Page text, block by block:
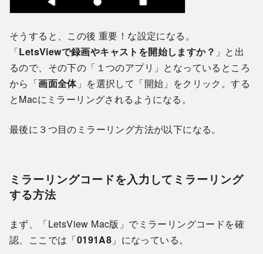
そうすると、この後 重要！な設定になる。
「LetsViewで録画やキャストを開始しますか？ 」と出
るので、その下の「１つのアプリ」となっているところ
から「画面全体」を選択して「開始」をクリック。する
とMacにミラーリングされるようになる。
最後に３つ目のミラーリング方法が以下になる。
ミラーリングコードを入力してミラーリング
する方法
まず、「LetsView Mac版」でミラーリングコードを確
認、ここでは「0191A8 」になっている。